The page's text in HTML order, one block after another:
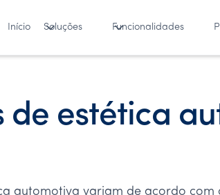
Início Soluções Funcionalidades
de estética
automotiva variam de acordo